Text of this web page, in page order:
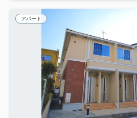
アパート